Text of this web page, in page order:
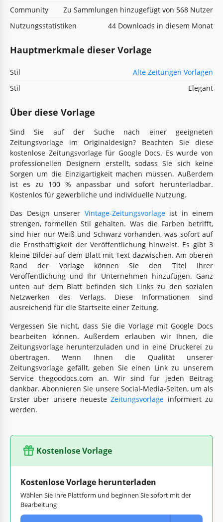
Community
Zu Sammlungen hinzugefügt von 568 Nutzer
Nutzungsstatistiken
44 Downloads in diesem Monat
Hauptmerkmale dieser Vorlage
Stil
Alte Zeitungen Vorlagen
Stil
Elegant
Über diese Vorlage
Sind Sie auf der Suche nach einer geeigneten
Zeitungsvorlage im Originaldesign? Beachten Sie diese
kostenlose Zeitungsvorlage für Google Docs. Es wurde von
professionellen Designern erstellt, sodass Sie sich keine
Sorgen um die Einzigartigkeit machen müssen. Außerdem
ist es zu 100 % anpassbar und sofort herunterladbar.
Kostenlos für gewerbliche und individuelle Nutzung.
Das Design unserer Vintage-Zeitungsvorlageist in einem
strengen, formellen Stil gehalten. Was die Farben betrifft,
sind hier nur Weiß und Schwarz vorhanden, was sofort auf
die Ernsthaftigkeit der Veröffentlichung hinweist. Es gibt 3
kleine Bilder auf dem Blatt mit Text dazwischen. Am oberen
Rand der Vorlage können Sie den Titel Ihrer
Veröffentlichung und Ihr Unternehmen hinzufügen. Ganz
unten auf dem Blatt befinden sich Links zu den sozialen
Netzwerken des Verlags. Diese Informationen sind
ausreichend für die Startseite einer Zeitung.
Vergessen Sie nicht, dass Sie die Vorlage mit Google Docs
bearbeiten können. Außerdem erlauben wir Ihnen, die
Zeitungsvorlage herunterzuladen und in eine Druckerei zu
übertragen. Wenn Ihnen die Qualität unserer
Zeitungsvorlage gefällt, geben Sie einen Link zu unserem
Service thegoodocs.com an. Wir sind für jeden Beitrag
dankbar. Abonnieren Sie unsere Social-Media-Seiten, um als
Erster über unsere neuesteZeitungsvorlage informiert zu
werden.
Kostenlose Vorlage
Kostenlose Vorlage herunterladen
Wählen Sie Ihre Plattform und beginnen Sie sofort mit der
Bearbeitung